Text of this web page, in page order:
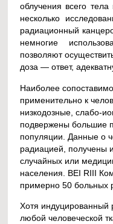
облучения всего
несколько
радиационный
немногие
позволяют
доза — ответ,
Наиболее
применительно к
низкодозные, слабо-
подвержены большие
популяции. Данные о
радиацией, получены
случайных или
населения. BEI RIII
примерно 50 больных
Хотя индуцированный
любой человеческой